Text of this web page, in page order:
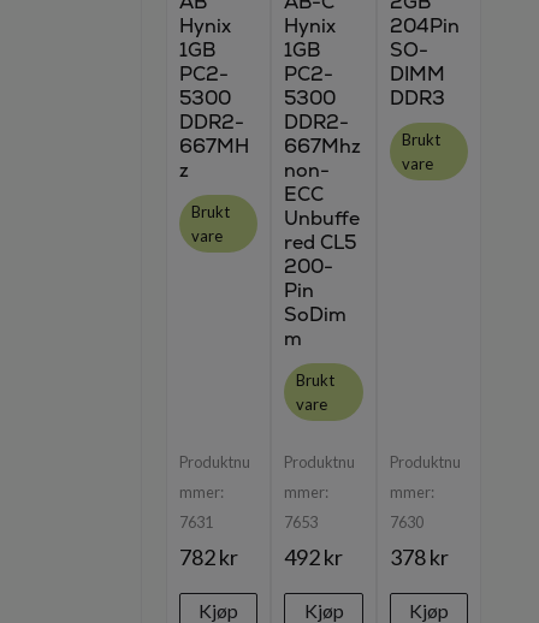
Hynix
1GB
PC2-
5300
DDR2-
667MH
z
Brukt
vare
Produktnu
mmer:
7631
782 kr
Kjøp
Hynix
1GB
PC2-
5300
DDR2-
667Mhz
non-
ECC
Unbuffe
red CL5
200-
Pin
SoDim
m
Brukt
vare
Produktnu
mmer:
7653
492 kr
Kjøp
204Pin
SO-
DIMM
DDR3
Brukt
vare
Produktnu
mmer:
7630
378 kr
Kjøp